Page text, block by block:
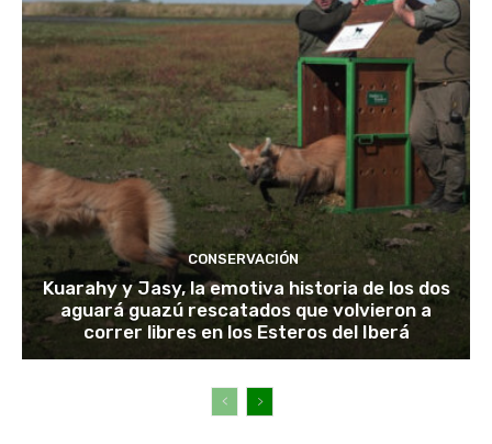
CONSERVACIÓN
Kuarahy y Jasy, la emotiva historia de los dos
aguará guazú rescatados que volvieron a
correr libres en los Esteros del Iberá